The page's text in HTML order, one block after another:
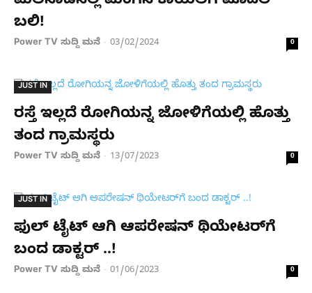
ಬಲಿ!
Power TV ಸುದ್ದಿ ಮನೆ - 03/02/2024 0
JUST IN
ರಸ್ತೆ ಇಲ್ಲದೆ ರೋಗಿಯನ್ನ ಜೋಳಿಗೆಯಲ್ಲಿ ಹೊತ್ತು
ತಂದ ಗ್ರಾಮಸ್ಥರು
Power TV ಸುದ್ದಿ ಮನೆ - 13/07/2023 0
JUST IN
ಫುಲ್ ಟೈಟ್​ ಆಗಿ ಆಪರೇಷನ್ ಥಿಯೇಟರ್​ಗೆ
ಬಂದ ಡಾಕ್ಟರ್ ..!
Power TV ಸುದ್ದಿ ಮನೆ - 01/06/2023 0